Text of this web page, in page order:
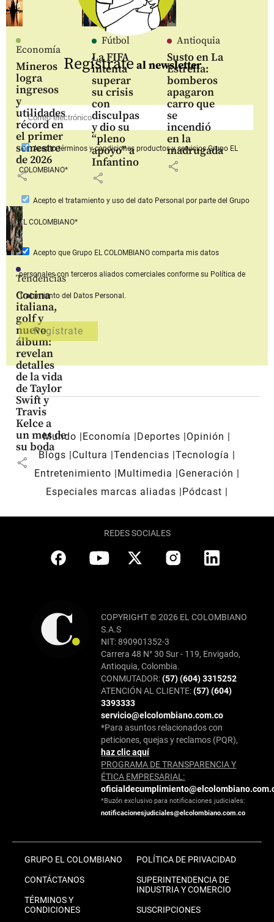
Economía
Mineros
logra
ingresos
y
utilidades
récord en
el primer
semestre
de 2026
share
Fútbol
La FIFA
intenta
superar
su crisis
con
disculpas
y dio su
“pleno
apoyo” a
Infantino
share
Antioquia
Susto en La
Estrella:
bomberos
apagaron
carro que
se
incendió
en la
madrugada
share
Tendencias
Cocina
italiana,
golf y
nuevo
álbum:
revelan
detalles
de la vida
de Taylor
Swift y
Travis
Kelce a
un mes de
su boda
share
Regístrate al newsletter
Aceptotérminos y condiciones productos y serviciosGrupo EL
COLOMBIANO*
Acepto el tratamiento y uso del dato Personal por parte del Grupo
EL COLOMBIANO*
Acepto que Grupo EL COLOMBIANOcomparta mis datos
personales con terceros aliados comerciales conforme su Política de
Tratamiento del Datos Personal.
Mundo Economía Deportes
Opinión
Blogs
Cultura Tendencias Tecnología
Entretenimiento
Multimedia
Generación
Especiales marcas aliadas
Pódcast
REDES SOCIALES
COPYRIGHT © 2026 EL COLOMBIANO
S.A.S
NIT: 890901352-3
Carrera 48 N° 30 Sur - 119, Envigado,
Antioquia, Colombia.
CONMUTADOR:(57) (604) 3315252
ATENCIÓN AL CLIENTE:(57) (604)
3393333
servicio@elcolombiano.com.co
*Para asuntos relacionados con
peticiones, quejas y reclamos (PQR),
haz clic aquí
PROGRAMA DE TRANSPARENCIA Y
ÉTICA EMPRESARIAL:
*Buzón exclusivo para notificaciones judiciales:
notificacionesjudiciales@elcolombiano.com.co
GRUPO EL COLOMBIANO
CONTÁCTANOS
TÉRMINOS Y
CONDICIONES
POLÍTICA DE PRIVACIDAD
SUPERINTENDENCIA DE
INDUSTRIA Y COMERCIO
SUSCRIPCIONES